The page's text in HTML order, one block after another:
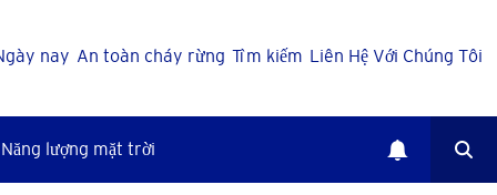
nay An toàn cháy rừng Tìm kiếm Liên Hệ Với Chúng Tôi
Năng lượng mặt trời